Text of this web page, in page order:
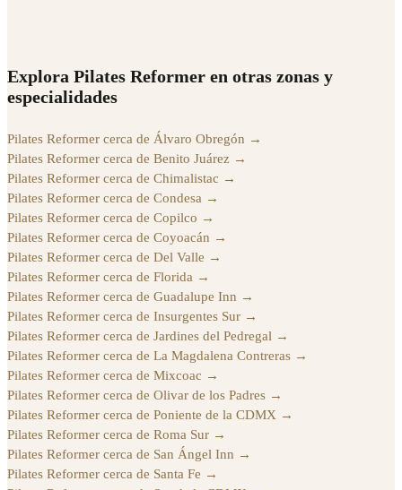
Explora Pilates Reformer en otras zonas y
especialidades
Pilates Reformer cerca de Álvaro Obregón →
Pilates Reformer cerca de Benito Juárez →
Pilates Reformer cerca de Chimalistac →
Pilates Reformer cerca de Condesa →
Pilates Reformer cerca de Copilco →
Pilates Reformer cerca de Coyoacán →
Pilates Reformer cerca de Del Valle →
Pilates Reformer cerca de Florida →
Pilates Reformer cerca de Guadalupe Inn →
Pilates Reformer cerca de Insurgentes Sur →
Pilates Reformer cerca de Jardines del Pedregal →
Pilates Reformer cerca de La Magdalena Contreras →
Pilates Reformer cerca de Mixcoac →
Pilates Reformer cerca de Olivar de los Padres →
Pilates Reformer cerca de Poniente de la CDMX →
Pilates Reformer cerca de Roma Sur →
Pilates Reformer cerca de San Ángel Inn →
Pilates Reformer cerca de Santa Fe →